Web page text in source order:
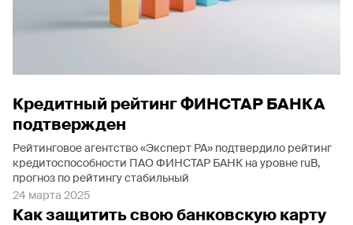
Кредитный рейтинг ФИНСТАР БАНКА
подтвержден
Рейтинговое агентство «Эксперт РА» подтвердило рейтинг
кредитоспособности ПАО ФИНСТАР БАНК на уровне ruB,
прогноз по рейтингу стабильный
24 марта 2025
Как защитить свою банковскую карту